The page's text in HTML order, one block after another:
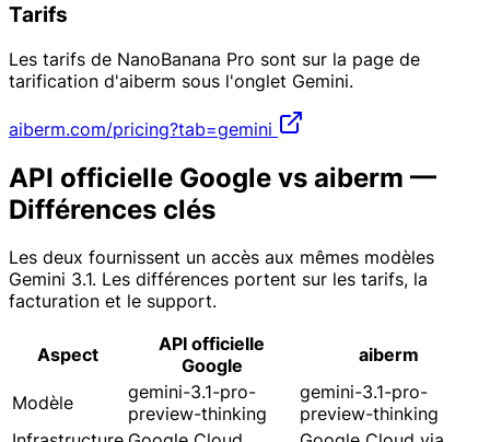
Tarifs
Les tarifs de NanoBanana Pro sont sur la page de
tarification d'aiberm sous l'onglet Gemini.
aiberm.com/pricing?tab=gemini
API officielle Google vs aiberm —
Différences clés
Les deux fournissent un accès aux mêmes modèles
Gemini 3.1. Les différences portent sur les tarifs, la
facturation et le support.
Aspect
API officielle
Google
aiberm
Modèle
gemini-3.1-pro-
preview-thinking
gemini-3.1-pro-
preview-thinking